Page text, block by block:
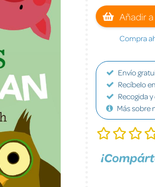
Añadir
Compra
Envío
Recíbelo
Recogida
Más sobre